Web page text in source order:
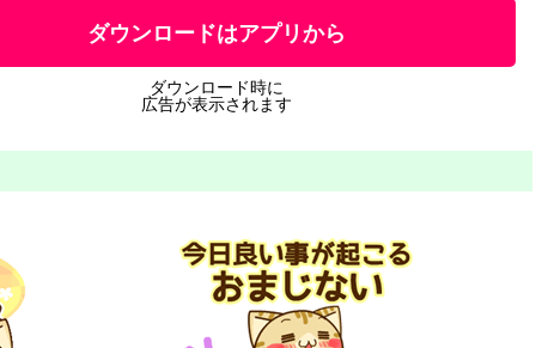
ダウンロードはアプリから
ダウンロード時に
広告が表示されます